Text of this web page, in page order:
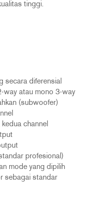
tinggi.
secara diferensial
way atau mono 3-way
(subwoofer)
channel
profesional)
mode yang dipilih
sebagai standar